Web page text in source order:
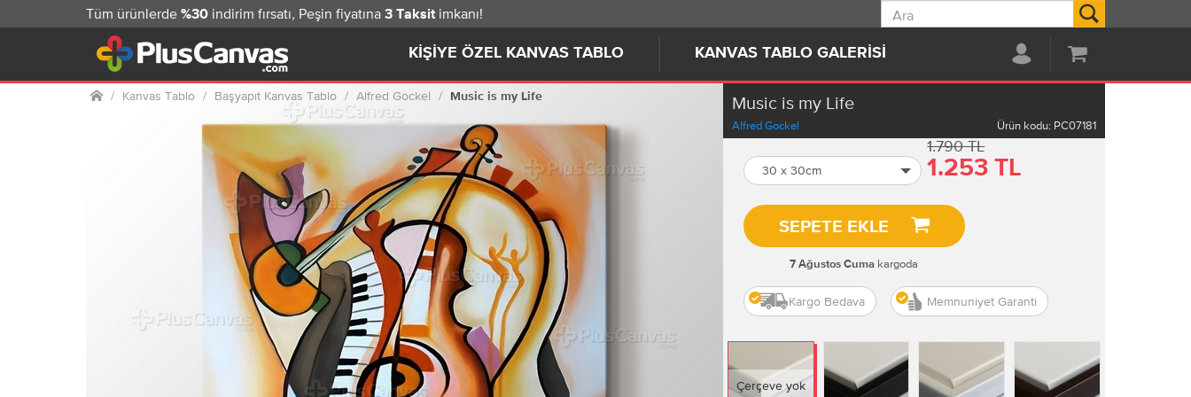
KIŞIYE ÖZEL KANVAS TABLO KANVAS TABLO GALERISI
Tüm ürünlerde %30 indirim fırsatı, Peşin fiyatına 3 Taksit imkanı!
Ana sayfa
Kanvas Tablo Başyapıt Kanvas Tablo Alfred Gockel Music is my Life Music is my Life
Alfred Gockel Ürün kodu: PC07181
30 x 30cm
1.790 TL
1.253 TL
SEPETE EKLE
7 Ağustos Cuma kargoda
Kargo Bedava Memnuniyet Garanti
Çerçeve yok